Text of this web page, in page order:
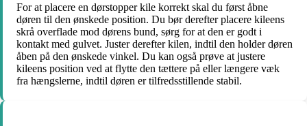
For at placere en dørstopper kile korrekt skal du først åbne
døren til den ønskede position. Du bør derefter placere kileens
skrå overflade mod dørens bund, sørg for at den er godt i
kontakt med gulvet. Juster derefter kilen, indtil den holder døren
åben på den ønskede vinkel. Du kan også prøve at justere
kileens position ved at flytte den tættere på eller længere væk
fra hængslerne, indtil døren er tilfredsstillende stabil.